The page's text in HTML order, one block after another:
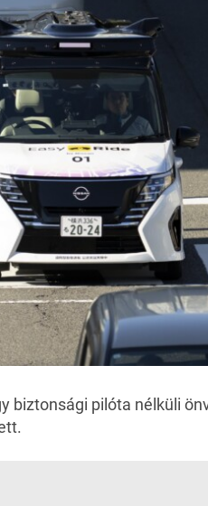
biztonsági pilóta nélküli